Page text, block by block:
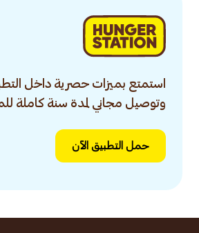
استمتع بميزات حصرية داخل
وتوصيل مجاني لمدة سنة كاملة
حمل التطبيق الآن